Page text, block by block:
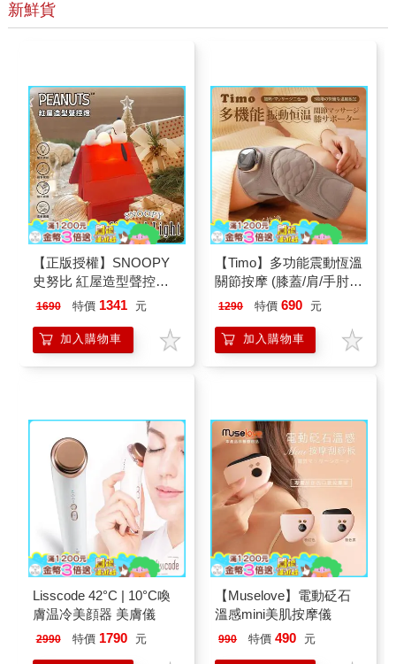
新鮮貨
【正版授權】SNOOPY
史努比 紅屋造型聲控燈
夜燈 氣氛燈
1690 特價 1341 元
加入購物車
【Timo】多功能震動恆溫
關節按摩 (膝蓋/肩/手肘通
用) 無線充電加熱護膝 智
組】
1290 特價 690 元
加入購物車
Lisscode 42°C | 10°C喚
膚温冷美顔器 美膚儀
2990 特價 1790 元
【Muselove】電動砭石
溫感mini美肌按摩儀
990 特價 490 元